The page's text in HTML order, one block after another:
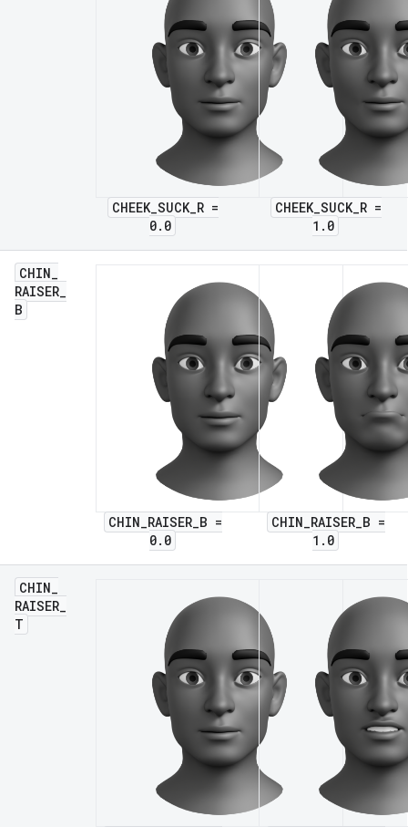
CHEEK_SUCK_R =
0.0
CHEEK_SUCK_R =
1.0
CHIN_
RAISER_
B
CHIN_RAISER_B =
0.0
CHIN_RAISER_B =
1.0
CHIN_
RAISER_
T